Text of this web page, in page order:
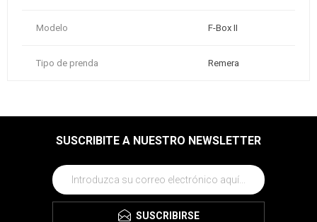
Modelo F-Box II
Tipo de prenda Remera
SUSCRIBITE A NUESTRO NEWSLETTER
SUSCRIBIRSE